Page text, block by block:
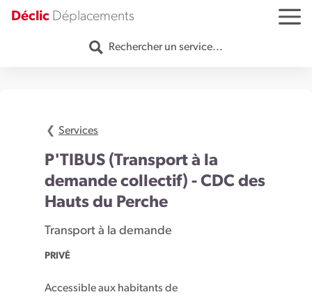
Aller au contenu
Déclic Déplacements
Rechercher un service...
MENU
Services
P'TIBUS (Transport à la
demande collectif) - CDC des
Hauts du Perche
Transport à la demande
PRIVÉ
Accessible aux habitants de